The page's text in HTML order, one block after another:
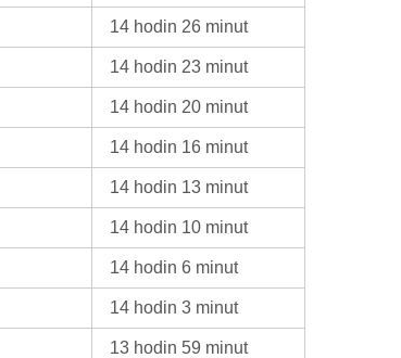
14 hodin 26 minut
14 hodin 23 minut
14 hodin 20 minut
14 hodin 16 minut
14 hodin 13 minut
14 hodin 10 minut
14 hodin 6 minut
14 hodin 3 minut
13 hodin 59 minut